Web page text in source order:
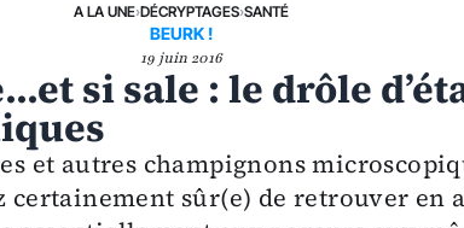
A LA UNE›DÉCRYPTAGES›SANTÉ
BEURK !
19 juin 2016
si sale : le drôle
et autres champignons
certainement sûr(e) de retrouver en